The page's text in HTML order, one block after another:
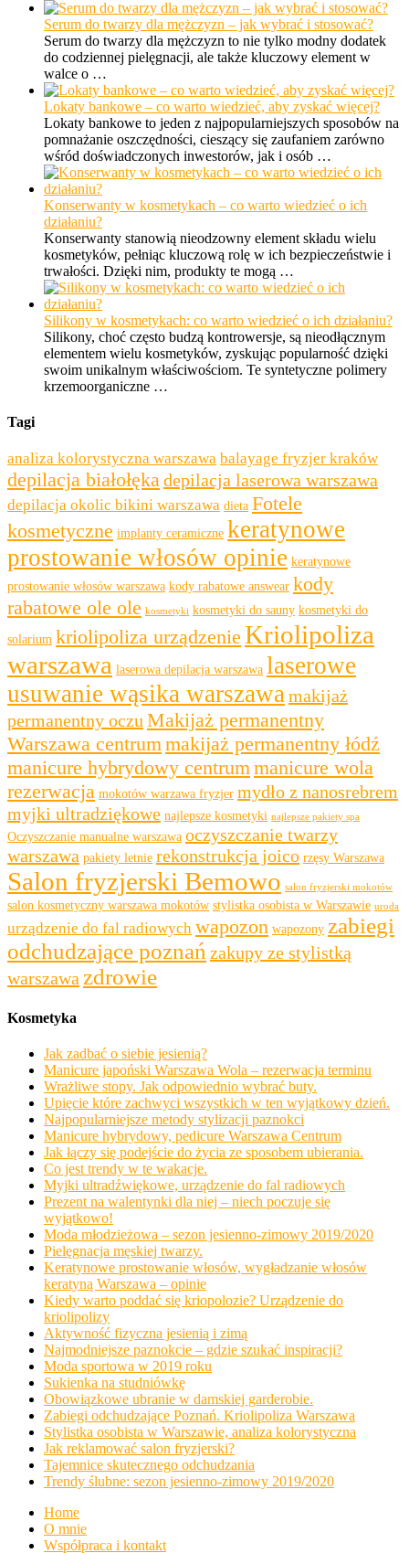
Serum do twarzy dla mężczyzn – jak wybrać i stosować?
Serum do twarzy dla mężczyzn to nie tylko modny dodatek
do codziennej pielęgnacji, ale także kluczowy element w
walce o …
Lokaty bankowe – co warto wiedzieć, aby zyskać więcej?
Lokaty bankowe to jeden z najpopularniejszych sposobów na
pomnażanie oszczędności, cieszący się zaufaniem zarówno
wśród doświadczonych inwestorów, jak i osób …
Konserwanty w kosmetykach – co warto wiedzieć o ich
działaniu?
Konserwanty stanowią nieodzowny element składu wielu
kosmetyków, pełniąc kluczową rolę w ich bezpieczeństwie i
trwałości. Dzięki nim, produkty te mogą …
Silikony w kosmetykach: co warto wiedzieć o ich działaniu?
Silikony, choć często budzą kontrowersje, są nieodłącznym
elementem wielu kosmetyków, zyskując popularność dzięki
swoim unikalnym właściwościom. Te syntetyczne polimery
krzemoorganiczne …
Tagi
analiza kolorystyczna warszawa balayage fryzjer kraków
depilacja białołękadepilacja laserowa warszawa
depilacja okolic bikini warszawa dieta Fotele
kosmetyczne implanty ceramiczne keratynowe
prostowanie włosów opinie keratynowe
prostowanie włosów warszawa kody rabatowe answear kody
rabatowe ole ole kosmetyki kosmetyki do sauny kosmetyki do
solarium kriolipoliza urządzenie Kriolipoliza
warszawa laserowa depilacja warszawa laserowe
usuwanie wąsika warszawamakijaż
permanentny oczuMakijaż permanentny
Warszawa centrummakijaż permanentny łódź
manicure hybrydowy centrummanicure wola
rezerwacja mokotów warzawa fryzjer mydło z nanosrebrem
myjki ultradziękowe najlepsze kosmetyki najlepsze pakiety spa
Oczyszczanie manualne warszawa oczyszczanie twarzy
warszawa pakiety letnie rekonstrukcja joico rzęsy Warszawa
Salon fryzjerski Bemowo salon fryzjerski mokotów
salon kosmetyczny warszawa mokotów stylistka osobista w Warszawie uroda
urządzenie do fal radiowych wapozon wapozony zabiegi
odchudzające poznań zakupy ze stylistką
warszawazdrowie
Kosmetyka
Jak zadbać o siebie jesienią?
Manicure japoński Warszawa Wola – rezerwacja terminu
Wrażliwe stopy. Jak odpowiednio wybrać buty.
Upięcie które zachwyci wszystkich w ten wyjątkowy dzień.
Najpopularniejsze metody stylizacji paznokci
Manicure hybrydowy, pedicure Warszawa Centrum
Jak łączy się podejście do życia ze sposobem ubierania.
Co jest trendy w te wakacje.
Myjki ultradźwiękowe, urządzenie do fal radiowych
Prezent na walentynki dla niej – niech poczuje się
wyjątkowo!
Moda młodzieżowa – sezon jesienno-zimowy 2019/2020
Pielęgnacja męskiej twarzy.
Keratynowe prostowanie włosów, wygładzanie włosów
keratyną Warszawa – opinie
Kiedy warto poddać się kriopolozie? Urządzenie do
kriolipolizy
Aktywność fizyczna jesienią i zimą
Najmodniejsze paznokcie – gdzie szukać inspiracji?
Moda sportowa w 2019 roku
Sukienka na studniówkę
Obowiązkowe ubranie w damskiej garderobie.
Zabiegi odchudzające Poznań. Kriolipoliza Warszawa
Stylistka osobista w Warszawie, analiza kolorystyczna
Jak reklamować salon fryzjerski?
Tajemnice skutecznego odchudzania
Trendy ślubne: sezon jesienno-zimowy 2019/2020
Home
O mnie
Współpraca i kontakt